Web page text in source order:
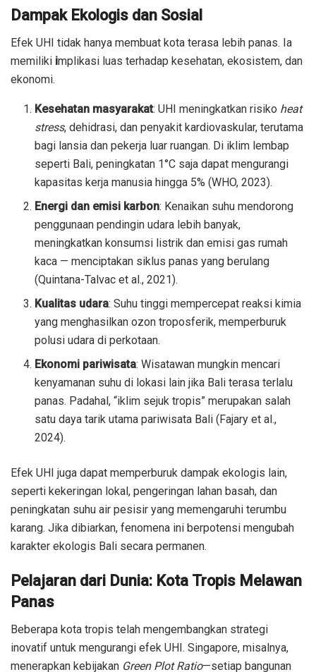
Dampak Ekologis dan Sosial
Efek UHI tidak hanya membuat kota terasa lebih panas. Ia
memiliki implikasi luas terhadap kesehatan, ekosistem, dan
ekonomi.
Kesehatan masyarakat: UHI meningkatkan risiko heat
stress, dehidrasi, dan penyakit kardiovaskular, terutama
bagi lansia dan pekerja luar ruangan. Di iklim lembap
seperti Bali, peningkatan 1°C saja dapat mengurangi
kapasitas kerja manusia hingga 5% (WHO, 2023).
Energi dan emisi karbon: Kenaikan suhu mendorong
penggunaan pendingin udara lebih banyak,
meningkatkan konsumsi listrik dan emisi gas rumah
kaca — menciptakan siklus panas yang berulang
(Quintana-Talvac et al., 2021).
Kualitas udara: Suhu tinggi mempercepat reaksi kimia
yang menghasilkan ozon troposferik, memperburuk
polusi udara di perkotaan.
Ekonomi pariwisata: Wisatawan mungkin mencari
kenyamanan suhu di lokasi lain jika Bali terasa terlalu
panas. Padahal, “iklim sejuk tropis” merupakan salah
satu daya tarik utama pariwisata Bali (Fajary et al.,
2024).
Efek UHI juga dapat memperburuk dampak ekologis lain,
seperti kekeringan lokal, pengeringan lahan basah, dan
peningkatan suhu air pesisir yang memengaruhi terumbu
karang. Jika dibiarkan, fenomena ini berpotensi mengubah
karakter ekologis Bali secara permanen.
Pelajaran dari Dunia: Kota Tropis Melawan
Panas
Beberapa kota tropis telah mengembangkan strategi
inovatif untuk mengurangi efek UHI. Singapore, misalnya,
menerapkan kebijakan Green Plot Ratio—setiap bangunan